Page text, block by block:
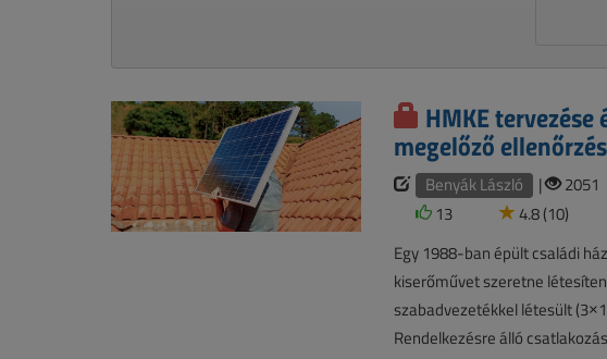
HMKE
megelőző
Benyák László |
2051
13
4.8 (10)
Egy 1988-ban épült családi
kiserőművet szeretne
szabadvezetékkel létesült
Rendelkezésre álló